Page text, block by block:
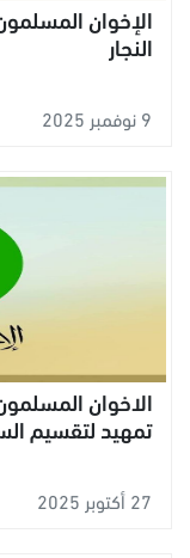
الإخوان
النجار
9 نوفمبر 2025
الاخوان
تمهيد لتقسيم
27 أكتوبر 2025